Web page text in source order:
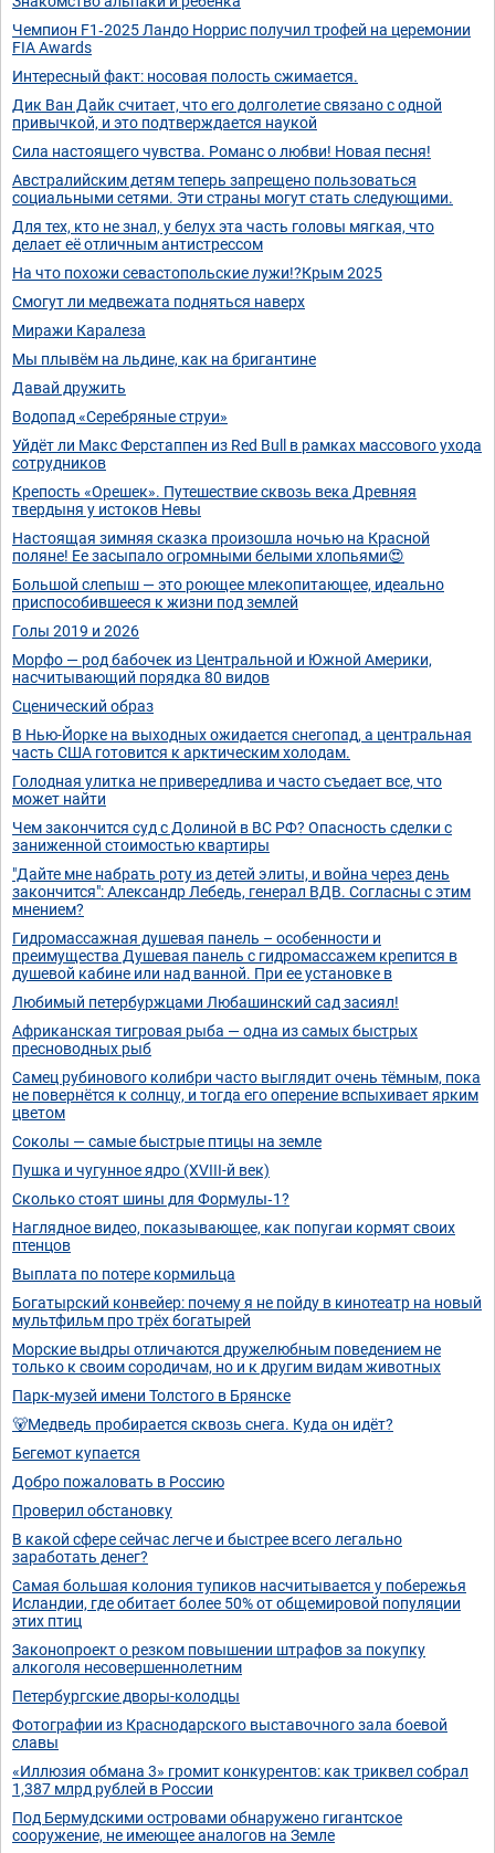
Чемпион F1‑2025 Ландо Норрис получил трофей на церемонии
FIA Awards
Интересный факт: носовая полость сжимается.
Дик Ван Дайк считает, что его долголетие связано с одной
привычкой, и это подтверждается наукой
Сила настоящего чувства. Романс о любви! Новая песня!
Австралийским детям теперь запрещено пользоваться
социальными сетями. Эти страны могут стать следующими.
Для тех, кто не знал, у белух эта часть головы мягкая, что
делает её отличным антистрессом
На что похожи севастопольские лужи!?Крым 2025
Смогут ли медвежата подняться наверх
Миражи Каралеза
Мы плывём на льдине, как на бригантине
Давай дружить
Водопад «Серебряные струи»
Уйдёт ли Макс Ферстаппен из Red Bull в рамках массового ухода
сотрудников
Крепость «Орешек». Путешествие сквозь века Древняя
твердыня у истоков Невы
Настоящая зимняя сказка произошла ночью на Красной
поляне! Ее засыпало огромными белыми хлопьями😍
Большой слепыш — это роющее млекопитающее, идеально
приспособившееся к жизни под землей
Голы 2019 и 2026
Морфо — род бабочек из Центральной и Южной Америки,
насчитывающий порядка 80 видов
Сценический образ
В Нью-Йорке на выходных ожидается снегопад, а центральная
часть США готовится к арктическим холодам.
Голодная улитка не привередлива и часто съедает все, что
может найти
Чем закончится суд с Долиной в ВС РФ? Опасность сделки с
заниженной стоимостью квартиры
"Дайте мне набрать роту из детей элиты, и война через день
закончится": Александр Лебедь, генерал ВДВ. Согласны с этим
мнением?
Гидромассажная душевая панель – особенности и
преимущества Душевая панель с гидромассажем крепится в
душевой кабине или над ванной. При ее установке в
Любимый петербуржцами Любашинский сад засиял!
Африканская тигровая рыба — одна из самых быстрых
пресноводных рыб
Самец рубинового колибри часто выглядит очень тёмным, пока
не повернётся к солнцу, и тогда его оперение вспыхивает ярким
цветом
Соколы — самые быстрые птицы на земле
Пушка и чугунное ядро (XVIII-й век)
Сколько стоят шины для Формулы‑1?
Наглядное видео, показывающее, как попугаи кормят своих
птенцов
Выплата по потере кормильца
Богатырский конвейер: почему я не пойду в кинотеатр на новый
мультфильм про трёх богатырей
Морские выдры отличаются дружелюбным поведением не
только к своим сородичам, но и к другим видам животных
Парк-музей имени Толстого в Брянске
🐻Медведь пробирается сквозь снега. Куда он идёт?
Бегемот купается
Добро пожаловать в Россию
Проверил обстановку
В какой сфере сейчас легче и быстрее всего легально
заработать денег?
Самая большая колония тупиков насчитывается у побережья
Исландии, где обитает более 50% от общемировой популяции
этих птиц
Законопроект о резком повышении штрафов за покупку
алкоголя несовершеннолетним
Петербургские дворы-колодцы
Фотографии из Краснодарского выставочного зала боевой
славы
«Иллюзия обмана 3» громит конкурентов: как триквел собрал
1,387 млрд рублей в России
Под Бермудскими островами обнаружено гигантское
сооружение, не имеющее аналогов на Земле